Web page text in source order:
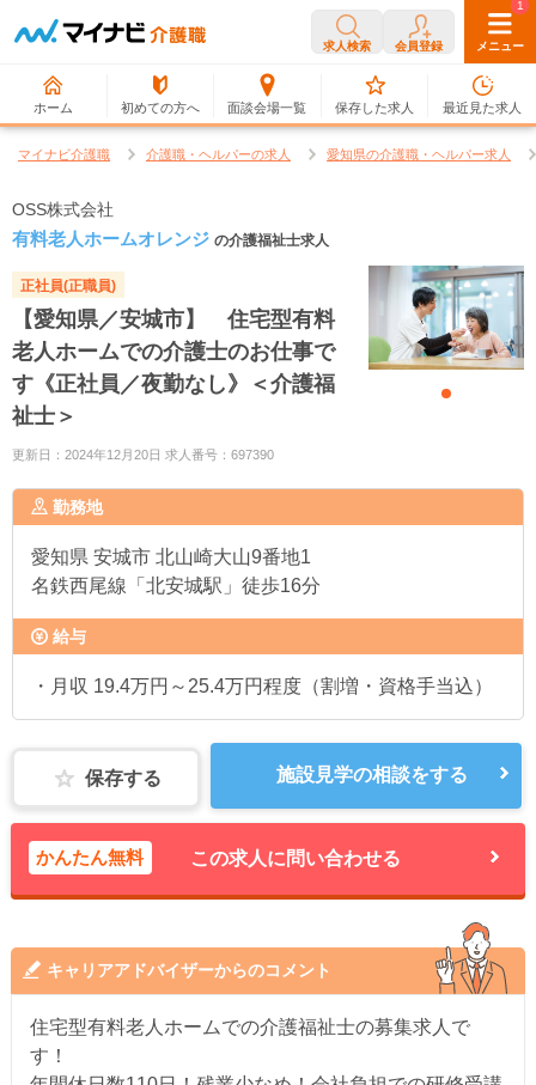
求人検索 会員登録 メニュー
ホーム 初めての方へ 面談会場一覧
0
保存した求人
1
最近見た求人
マイナビ介護職 介護職・ヘルパーの求人 愛知県の介護職・ヘルパー求人
OSS株式会社
有料老人ホームオレンジ の介護福祉士求人
正社員(正職員)
【愛知県／安城市】 住宅型有料
老人ホームでの介護士のお仕事で
す《正社員／夜勤なし》＜介護福
祉士＞
更新日：2024年12月20日 求人番号：697390
勤務地
愛知県 安城市 北山崎大山9番地1
名鉄西尾線「北安城駅」徒歩16分
給与
・月収 19.4万円～25.4万円程度（割増・資格手当込）
保存する 施設見学の相談をする
かんたん無料 この求人に問い合わせる
キャリアアドバイザーからのコメント
住宅型有料老人ホームでの介護福祉士の募集求人で
す！